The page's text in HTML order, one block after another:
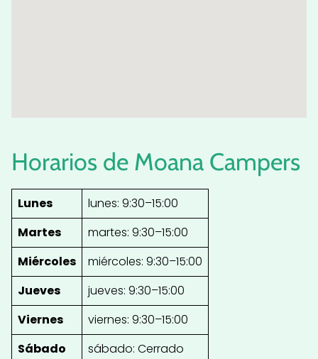
Horarios de Moana Campers
Lunes
lunes: 9:30–15:00
Martes
martes: 9:30–15:00
Miércoles
miércoles: 9:30–15:00
Jueves
jueves: 9:30–15:00
Viernes
viernes: 9:30–15:00
Sábado
sábado: Cerrado